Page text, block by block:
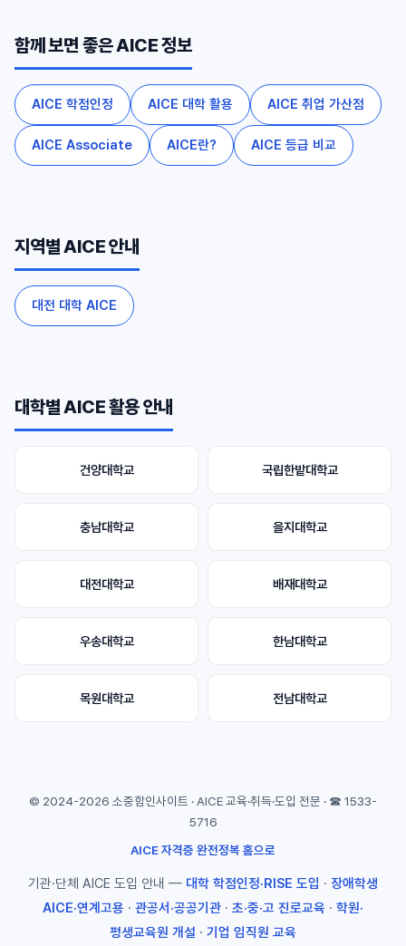
함께 보면 좋은 AICE 정보
AICE 학점인정 AICE 대학 활용 AICE 취업 가산점
AICE Associate AICE란? AICE 등급 비교
지역별 AICE 안내
대전 대학 AICE
대학별 AICE 활용 안내
건양대학교 국립한밭대학교
충남대학교 을지대학교
대전대학교 배재대학교
우송대학교 한남대학교
목원대학교 전남대학교
© 2024-2026 소중함인사이트 · AICE 교육·취득·도입 전문 · ☎ 1533-
5716
AICE 자격증 완전정복 홈으로
기관·단체 AICE 도입 안내 — 대학 학점인정·RISE 도입 · 장애학생
AICE·연계고용 · 관공서·공공기관 · 초·중·고 진로교육 · 학원·
평생교육원 개설 · 기업 임직원 교육